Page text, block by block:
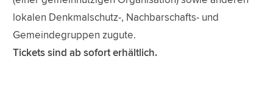
lokalen Denkmalschutz-, Nachbarschafts- und
Gemeindegruppen zugute.
Tickets sind ab sofort erhältlich.